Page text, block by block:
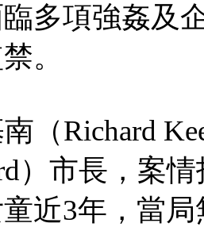
多項強姦及
。
（Richard
）市長，案
近3年，當